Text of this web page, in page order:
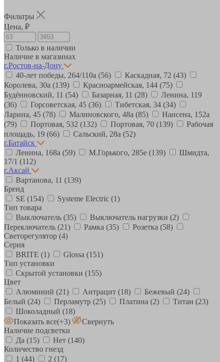
Фильтры
Цена, ₽
Только в наличии
Наличие в магазинах
г.Ростов-на-Дону
40-лет победы, 264/110а (56) Каскадная, 72 (43)
Королева, 30а (139) Красноармейская, 144 (75)
Будённовский, 11 (54) Базарная, 11 (28)
Ленина, 119
(36)
Горсоветская, 45 (36) Тибетская, 34 (34)
Ларина, 45 (78) Малиновского, 48а (85)
Нансена, 152а
(79)
Портовая, 532 (132) Портовая, 70 (139)
Рабочая
площадь, 19 (66) Сальский, 28a (52)
г.Батайск
Ленина, 168а (59) М.Горького, 285е (139)
Шмидта,
17/1 (112)
г.Аксай
Вартанова, 11 (139)
Бренд
SE (154) Systeme Electric (1)
Тип товара
Выключатель (35) Выключатель нагрузки (2)
Переключатель (21) Рамка (35) Розетка (58)
Светорегулятор (4)
Серия
BRITE (1) Glossa (151)
Тип установки
Скрытой установки (155)
Цвет
Алюминий (21) Антрацит (18) Бежевый (24)
Белый (24) Перламутр (25) Платина (2) Титан (23)
Шоколадный (18)
Показать все(+3)
Свернуть
Наличие подсветки
Да (15) Нет (140)
Количество гнезд
1 (44) 2 (17)